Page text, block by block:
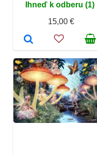
Ihneď k odberu (1)
15,00 €